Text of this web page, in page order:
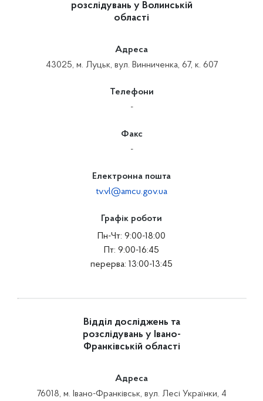
розслідувань у Волинській
області
Адреса
43025, м. Луцьк, вул. Винниченка, 67, к. 607
Телефони
-
Факс
-
Електронна пошта
tv.vl@amcu.gov.ua
Графік роботи
Пн-Чт: 9:00-18:00
Пт: 9:00-16:45
перерва: 13:00-13:45
Відділ досліджень та
розслідувань у Івано-
Франківській області
Адреса
76018, м. Івано-Франківськ, вул. Лесі Українки, 4